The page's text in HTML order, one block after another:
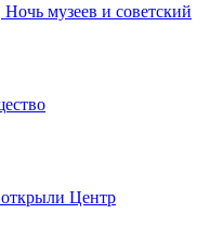
музеев и советский
Центр